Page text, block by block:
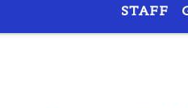
STAFF